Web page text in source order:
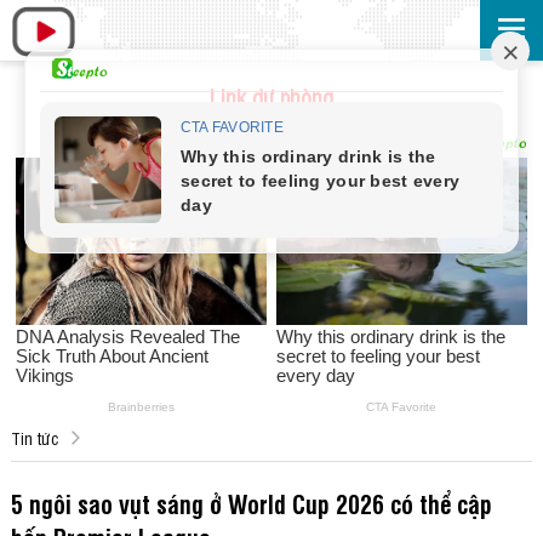
Link dự phòng
Tin tức
5 ngôi sao vụt sáng ở World Cup 2026 có thể cập